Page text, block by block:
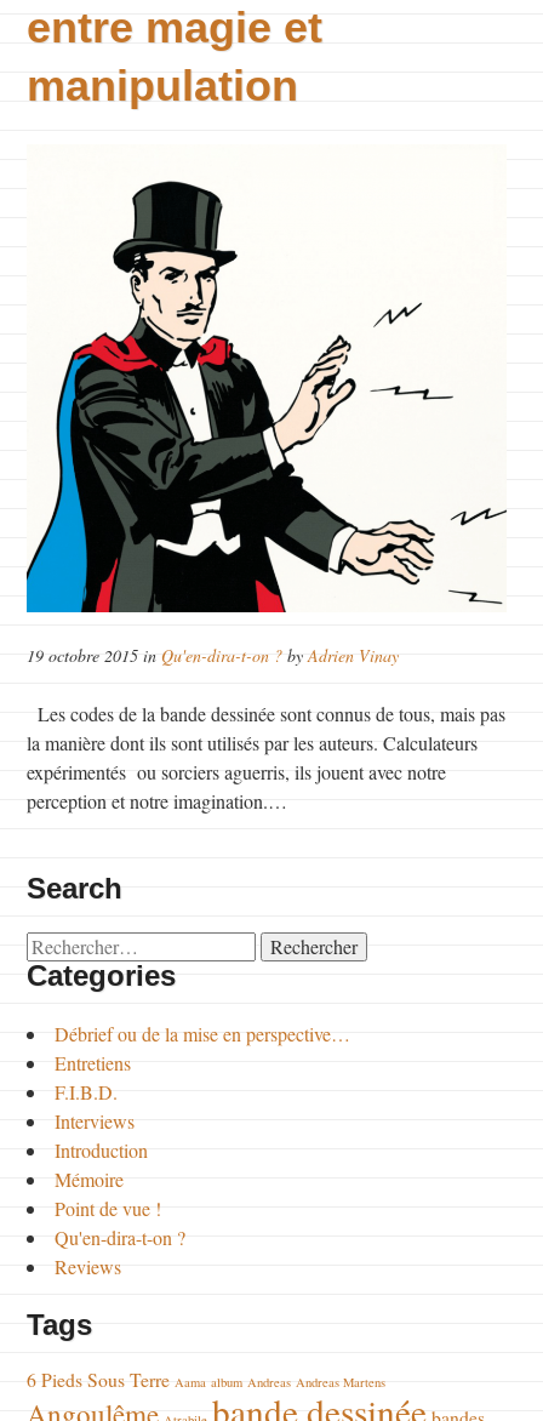
entre magie et
manipulation
19 octobre 2015 inQu'en-dira-t-on ? byAdrien Vinay
Les codes de la bande dessinée sont connus de tous, mais pas
la manière dont ils sont utilisés par les auteurs. Calculateurs
expérimentés ou sorciers aguerris, ils jouent avec notre
perception et notre imagination.…
Search
Rechercher :
Categories
Débrief ou de la mise en perspective…
Entretiens
F.I.B.D.
Interviews
Introduction
Mémoire
Point de vue !
Qu'en-dira-t-on ?
Reviews
Tags
6 Pieds Sous Terre Aama album Andreas Andreas Martens
bande dessinée